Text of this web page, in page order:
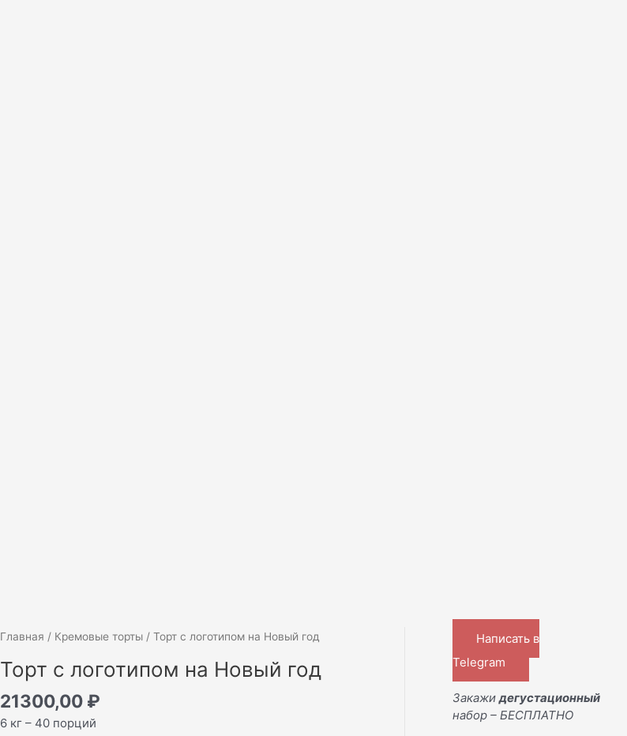
Главная / Кремовые торты / Торт с логотипом на Новый год
Торт с логотипом на Новый год
21300,00 ₽
6 кг – 40 порций
Количество
Торт
с
логотипом
на
Написать в
Telegram
Закажидегустационный
набор – БЕСПЛАТНО